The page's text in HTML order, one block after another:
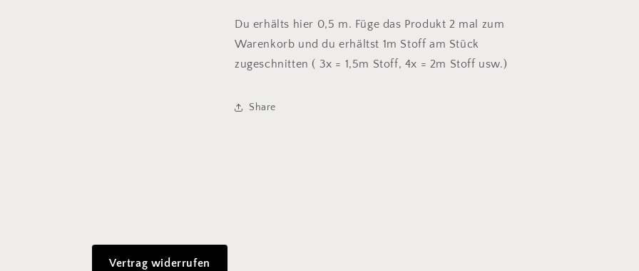
Du erhälts hier 0,5 m. Füge das Produkt 2 mal zum
Warenkorb und du erhältst 1m Stoff am Stück
zugeschnitten ( 3x = 1,5m Stoff, 4x = 2m Stoff usw.)
Share
Vertrag widerrufen